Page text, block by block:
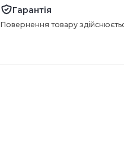
Гарантія
Повернення товару